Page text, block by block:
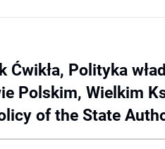
Ćwikła, Polityka
Polskim, Wielkim
of the State